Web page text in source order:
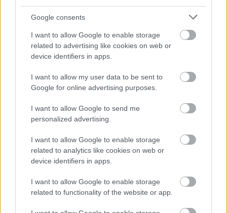
Google consents
I want to allow Google to enable storage
related to advertising like cookies on web or
device identifiers in apps.
I want to allow my user data to be sent to
Google for online advertising purposes.
I want to allow Google to send me
personalized advertising.
I want to allow Google to enable storage
related to analytics like cookies on web or
device identifiers in apps.
I want to allow Google to enable storage
related to functionality of the website or app.
loading.
Alonso a 2020-as és 21-es szezonokban más
bajnokságokban igyekezett sikereket elérni, ami
sikerült is, a daytonai és a Le Mans-i 24 órás
elhódította. Eljutott a 2020-as Dakar-ralira is, amit
szívesen megismételne, miután legutóbb a 13. lett
EZEKET IS AJÁNLJUK